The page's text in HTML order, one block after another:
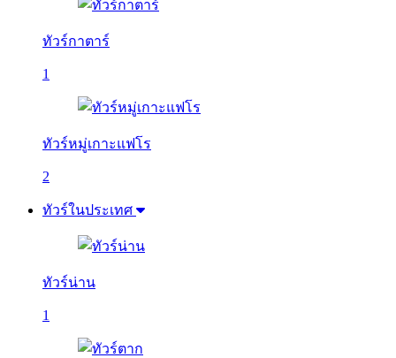
ทัวร์กาตาร์
1
ทัวร์หมู่เกาะแฟโร
2
ทัวร์ในประเทศ
ทัวร์น่าน
1